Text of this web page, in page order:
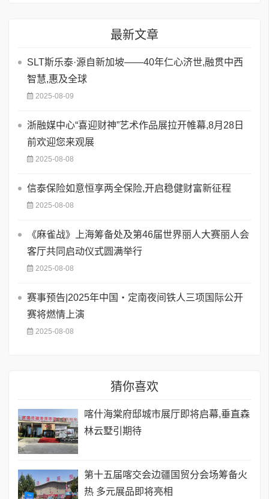
最新文章
SLT斯乐泰·源自新加坡——40年仁心济世,融贯中西
智慧,惠及全球
2025-08-09
浙融媒中心“喜迎财神”艺术作品展拉开帷幕,8月28日
前欢迎您来观展
2025-08-08
信泰保险如意恒享两全保险,开启稳健财富新征程
2025-08-08
《麻雀战》上海筹备处及第46届世界丽人大赛丽人会
客厅共同启动仪式圆满举行
2025-08-08
赛事预告|2025年中国・定南夜间铁人三项国际公开
赛将燃情上演
2025-08-08
猜你喜欢
喀什海棠府邸城市展厅即将启幕,垂直森
林云墅引期待
第十五届喀交会边疆国贸分会场筹备火
热 多元展品即将亮相